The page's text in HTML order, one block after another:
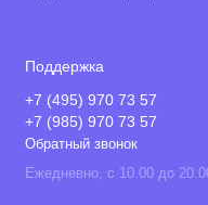
Поддержка
+7 (495) 970 73 57
+7 (985) 970 73 57
Обратный звонок
Ежедневно, с 10.00 до